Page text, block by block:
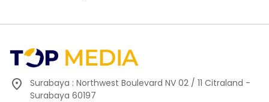
Surabaya : Northwest Boulevard NV 02 / 11 Citraland -
Surabaya 60197